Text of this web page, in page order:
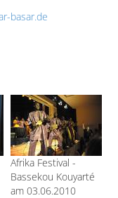
basar.de
Afrika Festival -
Bassekou Kouyarté
am 03.06.2010